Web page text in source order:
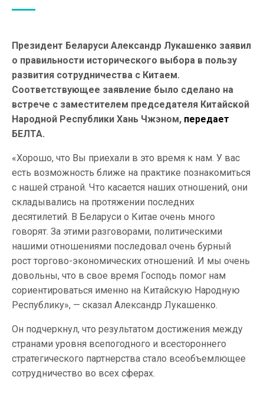
Президент Беларуси Александр Лукашенко заявил
о правильности исторического выбора в пользу
развития сотрудничества с Китаем.
Соответствующее заявление было сделано на
встрече с заместителем председателя Китайской
Народной Республики Хань Чжэном, передает
БЕЛТА.
«Хорошо, что Вы приехали в это время к нам. У вас
есть возможность ближе на практике познакомиться
с нашей страной. Что касается наших отношений, они
складывались на протяжении последних
десятилетий. В Беларуси о Китае очень много
говорят. За этими разговорами, политическими
нашими отношениями последовал очень бурный
рост торгово-экономических отношений. И мы очень
довольны, что в свое время Господь помог нам
сориентироваться именно на Китайскую Народную
Республику», — сказал Александр Лукашенко.
Он подчеркнул, что результатом достижения между
странами уровня всепогодного и всестороннего
стратегического партнерства стало всеобъемлющее
сотрудничество во всех сферах.